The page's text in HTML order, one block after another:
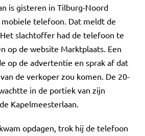
is gisteren in Tilburg-Noord
telefoon. Dat meldt de
slachtoffer had de telefoon te
op de website Marktplaats. Een
op de advertentie en sprak af dat
de verkoper zou komen. De 20-
in de portiek van zijn
Kapelmeesterlaan.
opdagen, trok hij de telefoon